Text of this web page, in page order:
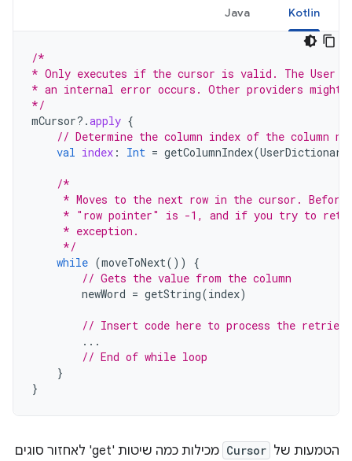
Kotlin
Java
/*
* Only executes if the cursor is valid. The User
* an internal error occurs. Other providers might
*/
mCursor?.apply {
// Determine the column index of the column
val index : Int = getColumnIndex(UserDictionary
/*
* Moves to the next row in the cursor.
* "row pointer" is -1, and if you try to
     * exception.
     */
while (moveToNext())
{
// Gets the value from the column
newWord = getString(index)
// Insert code here to process the
...
// End of while loop
}
}
הטמעות של Cursor מכילות כמה שיטות 'get' לאחזור סוגים